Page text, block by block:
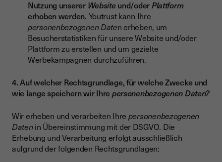
Nutzung unserer Websiteund/oderPlattform
erhoben werden. Youtrust kann Ihre
personenbezogenen Daten erheben, um
Besucherstatistiken für unsere Website und/oder
Plattform zu erstellen und um gezielte
Werbekampagnen durchzuführen.
4. Auf welcher Rechtsgrundlage, für welche Zwecke und
wie lange speichern wir Ihrepersonenbezogenen Daten?
Wir erheben und verarbeiten Ihre personenbezogenen
Datenin Übereinstimmung mit der DSGVO. Die
Erhebung und Verarbeitung erfolgt ausschließlich
aufgrund der folgenden Rechtsgrundlagen: